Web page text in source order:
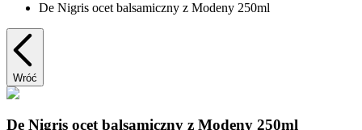
De Nigris ocet balsamiczny z Modeny 250ml
Wróć
De Nigris ocet balsamiczny z Modeny 250ml